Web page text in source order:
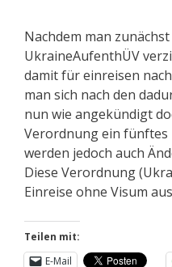
Nachdem man
UkraineAufenthÜV
damit für einreisen
man sich nach den
nun wie angekündigt
Verordnung ein fünftes
werden jedoch auch
Diese Verordnung
Einreise ohne Visum
Teilen mit:
E-Mail